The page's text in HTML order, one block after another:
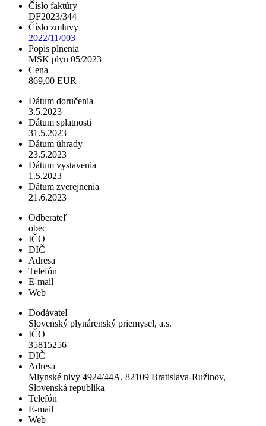
Číslo faktúry
DF2023/344
Číslo zmluvy
2022/11/003
Popis plnenia
MŠK plyn 05/2023
Cena
869,00 EUR
Dátum doručenia
3.5.2023
Dátum splatnosti
31.5.2023
Dátum úhrady
23.5.2023
Dátum vystavenia
1.5.2023
Dátum zverejnenia
21.6.2023
Odberateľ
obec
IČO
DIČ
Adresa
Telefón
E-mail
Web
Dodávateľ
Slovenský plynárenský priemysel, a.s.
IČO
35815256
DIČ
Adresa
Mlynské nivy 4924/44A, 82109 Bratislava-Ružinov,
Slovenská republika
Telefón
E-mail
Web